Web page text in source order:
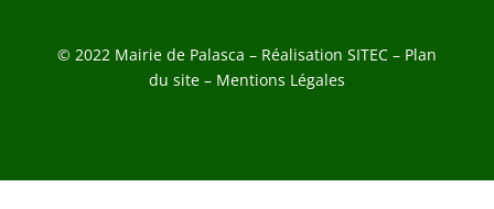
© 2022 Mairie de Palasca – Réalisation SITEC– Plan
du site – Mentions Légales